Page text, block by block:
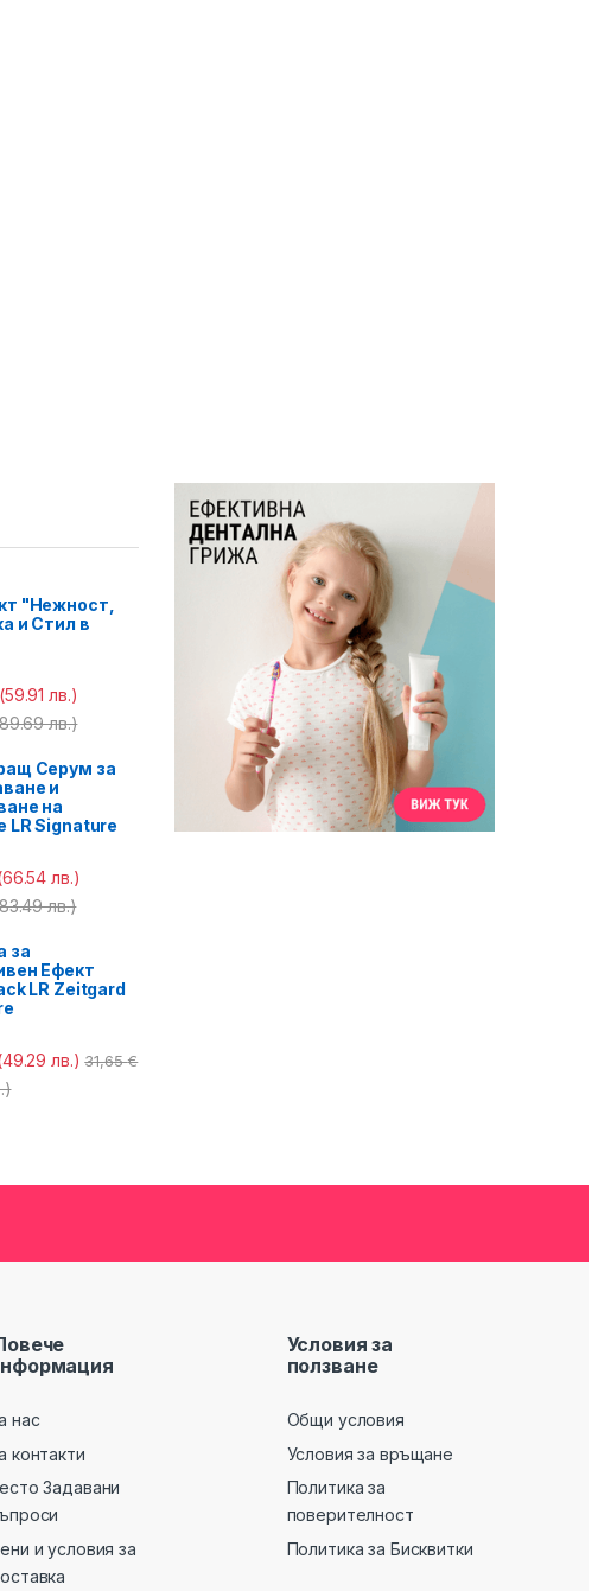
"Нежност,
и Стил в
(59.91 лв.)
лв.)
Серум за
и
на
LR Signature
лв.)
лв.)
за
Ефект
LR Zeitgard
лв.) 31,65€
нас
контакти
Задавани
и условия за
Условия за
ползване
Общи условия
Условия за връщане
Политика за
поверителност
Политика за Бисквитки